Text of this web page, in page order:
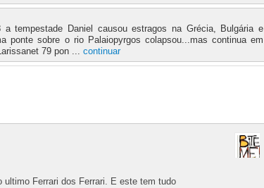
a tempestade Daniel causou estragos na Grécia, Bulgária e
ponte sobre o rio Palaiopyrgos colapsou...mas continua em
79 pon ... continuar
Ferrari dos Ferrari. E este tem tudo